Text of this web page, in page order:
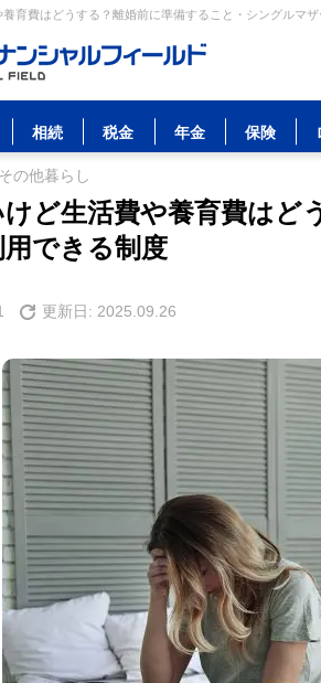
育費はどうする？離婚前に準備すること・シングルマ
相続 税金 年金 保険
その他暮らし
ど生活費や養育費はど
できる制度
更新日: 2025.09.26